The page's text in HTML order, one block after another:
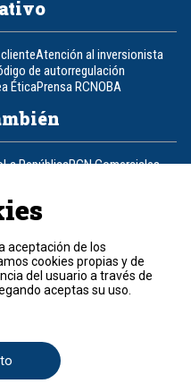
Atención al inversionista
de autorregulación
ÉticaPrensa RCNOBA
La RepúblicaRCN Comerciales
426 92 92
Medios.
aceptación de los
cookies propias y de
del usuario a través de
aceptas su uso.